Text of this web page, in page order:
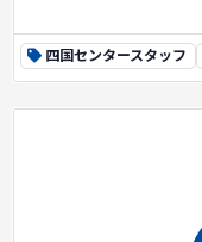
四国センタースタッフ